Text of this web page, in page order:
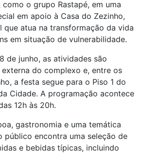
o grupo Rastapé, em uma
em apoio à Casa do Zezinho,
que atua na transformação da vida
em situação de vulnerabilidade.
de junho, as atividades são
externa do complexo e, entre os
a festa segue para o Piso 1 do
Cidade. A programação acontece
12h às 20h.
gastronomia e uma temática
público encontra uma seleção de
e bebidas típicas, incluindo